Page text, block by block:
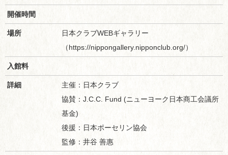
開催時間
場所
日本クラブWEBギャラリー
（https://nippongallery.nipponclub.org/）
入館料
詳細
主催：日本クラブ
協賛：J.C.C. Fund (ニューヨーク日本商工会議所
基金)
後援：日本ポーセリン協会
監修：井谷 善惠